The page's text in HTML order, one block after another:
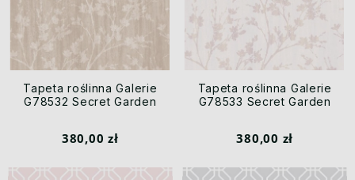
Tapeta roślinna Galerie
G78532 Secret Garden
380,00 zł
Tapeta roślinna Galerie
G78533 Secret Garden
380,00 zł